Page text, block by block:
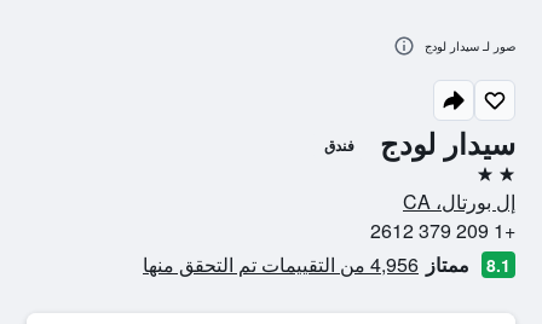
سيدار لودج فندق
2 نجمتين
إل بورتال، CA
+1 209 379 2612
8.1 ممتاز 4,956 من التقييمات تم التحقق منها
صور لـ سيدار لودج